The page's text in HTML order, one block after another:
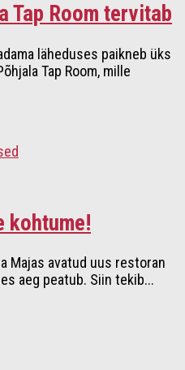
Tap Room tervitab
läheduses paikneb üks
Tap Room, mille
kohtume!
Majas avatud uus restoran
aeg peatub. Siin tekib...